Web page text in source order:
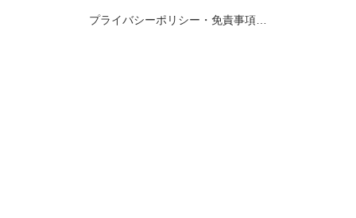
プライバシーポリシー・免責事項など